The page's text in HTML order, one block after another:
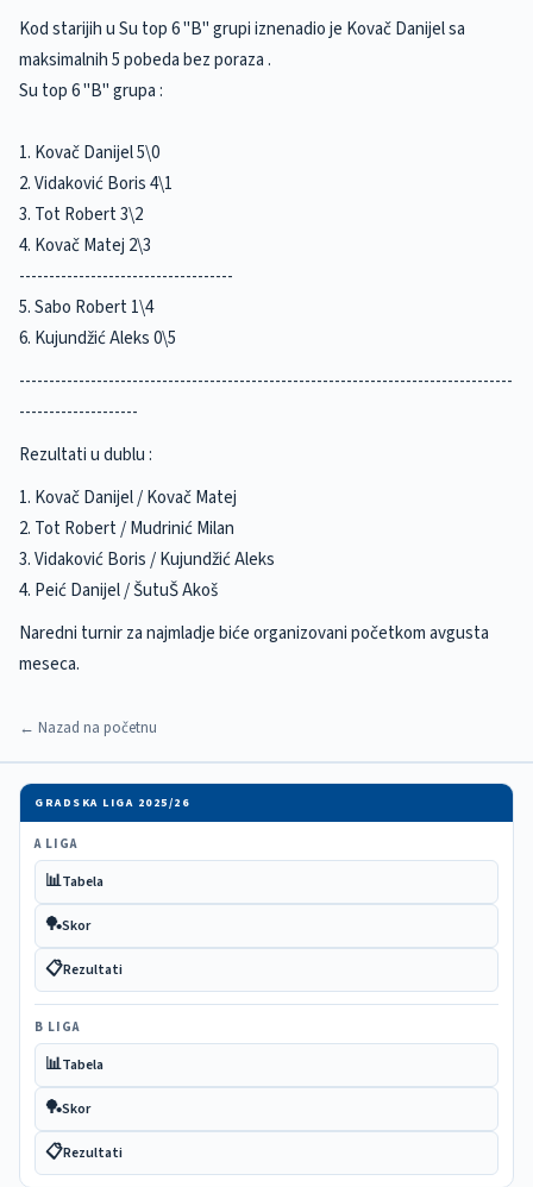
Kod starijih u Su top 6 "B" grupi iznenadio je Kovač Danijel sa
maksimalnih 5 pobeda bez poraza .
Su top 6 "B" grupa :
1. Kovač Danijel 5\0
2. Vidaković Boris 4\1
3. Tot Robert 3\2
4. Kovač Matej 2\3
------------------------------------
5. Sabo Robert 1\4
6. Kujundžić Aleks 0\5
-----------------------------------------------------------------------------------
--------------------
Rezultati u dublu :
1. Kovač Danijel / Kovač Matej
2. Tot Robert / Mudrinić Milan
3. Vidaković Boris / Kujundžić Aleks
4. Peić Danijel / ŠutuŠ Akoš
Naredni turnir za najmladje biće organizovani početkom avgusta
meseca.
← Nazad na početnu
GRADSKA LIGA 2025/26
A LIGA
📊Tabela
🏓Skor
📋Rezultati
B LIGA
📊Tabela
🏓Skor
📋Rezultati